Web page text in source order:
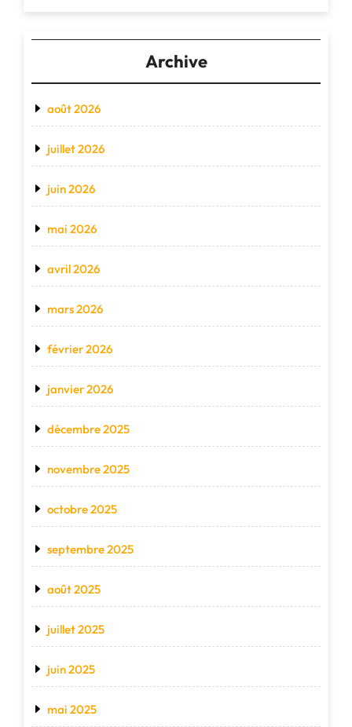
Archive
août 2026
juillet 2026
juin 2026
mai 2026
avril 2026
mars 2026
février 2026
janvier 2026
décembre 2025
novembre 2025
octobre 2025
septembre 2025
août 2025
juillet 2025
juin 2025
mai 2025